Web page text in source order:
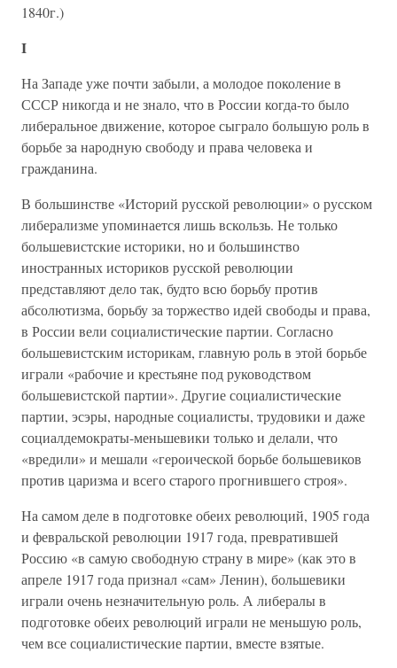
1840г.)
I
На Западе уже почти забыли, а молодое поколение в
СССР никогда и не знало, что в России когда-то было
либеральное движение, которое сыграло большую роль в
борьбе за народную свободу и права человека и
гражданина.
В большинстве «Историй русской революции» о русском
либерализме упоминается лишь вскользь. Не только
большевистские историки, но и большинство
иностранных историков русской революции
представляют дело так, будто всю борьбу против
абсолютизма, борьбу за торжество идей свободы и права,
в России вели социалистические партии. Согласно
большевистским историкам, главную роль в этой борьбе
играли «рабочие и крестьяне под руководством
большевистской партии». Другие социалистические
партии, эсэры, народные социалисты, трудовики и даже
социалдемократы-меньшевики только и делали, что
«вредили» и мешали «героической борьбе большевиков
против царизма и всего старого прогнившего строя».
На самом деле в подготовке обеих революций, 1905 года
и февральской революции 1917 года, превратившей
Россию «в самую свободную страну в мире» (как это в
апреле 1917 года признал «сам» Ленин), большевики
играли очень незначительную роль. А либералы в
подготовке обеих революций играли не меньшую роль,
чем все социалистические партии, вместе взятые.